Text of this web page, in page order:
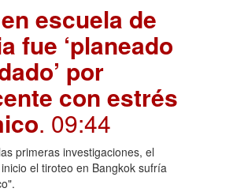
escuela de
fue ‘planeado
por
con estrés
. 09:44
primeras investigaciones, el
el tiroteo en Bangkok sufría